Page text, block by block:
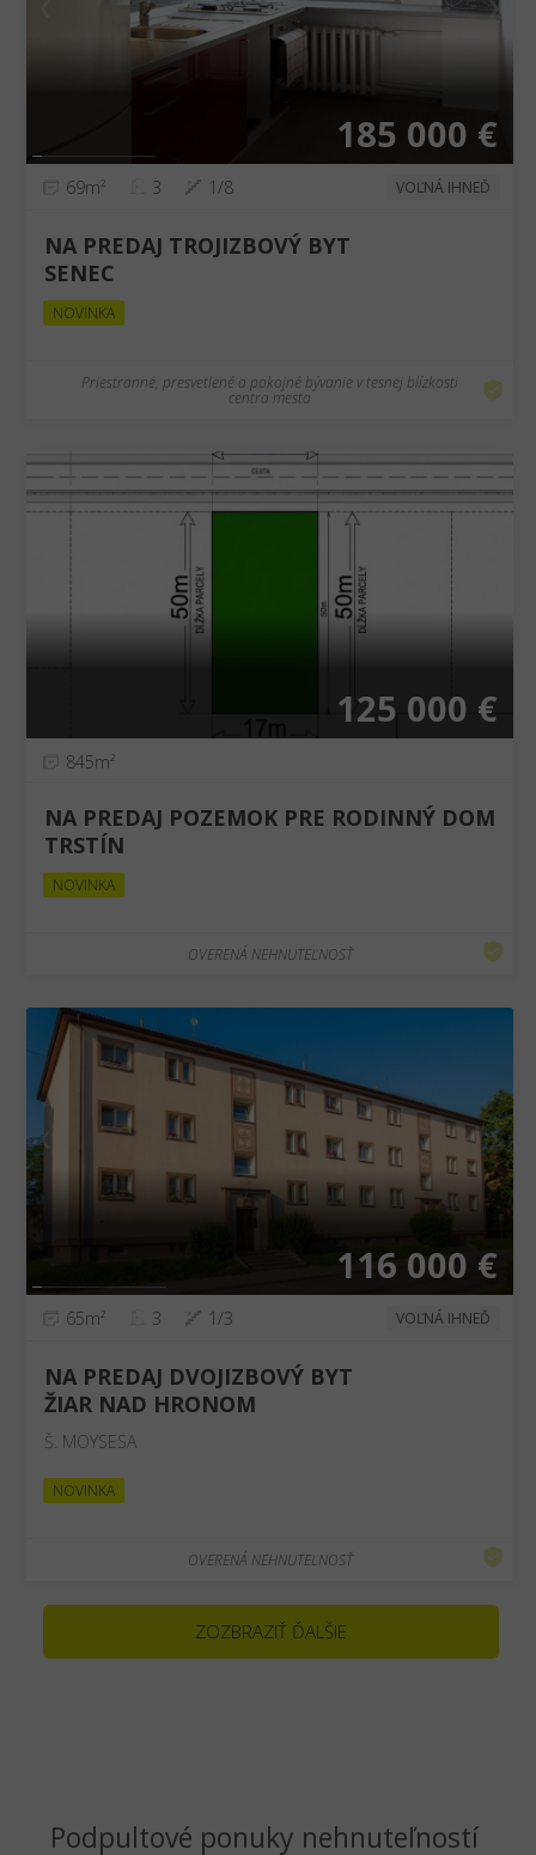
❯
185 000 €
69m² 3 1/8 VOĽNÁ IHNEĎ
NA PREDAJ TROJIZBOVÝ BYT
SENEC
NOVINKA
Priestranné, presvetlené a pokojné bývanie v tesnej blízkosti
centra mesta
125 000 €
845m²
NA PREDAJ POZEMOK PRE RODINNÝ DOM
TRSTÍN
NOVINKA
OVERENÁ NEHNUTEĽNOSŤ
❮ ❯
116 000 €
65m² 3 1/3 VOĽNÁ IHNEĎ
NA PREDAJ DVOJIZBOVÝ BYT
ŽIAR NAD HRONOM
Š. MOYSESA
NOVINKA
OVERENÁ NEHNUTEĽNOSŤ
ZOZBRAZIŤ ĎALŠIE
Podpultové ponuky nehnuteľností